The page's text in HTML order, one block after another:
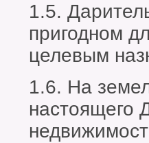
1.5.
пригодном
целевым
1.6. На
настоящего